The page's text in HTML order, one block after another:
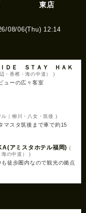
東店
08/06(Thu) 12:14
ＤＥ ＳＴＡＹ ＨＡＫ
・香椎・海の中道） )
ューの広々客室
ル｜柳川・八女・筑後 )
マスタ筑後まで車で約15
アミスタホテル福岡) (
海の中道） )
徒歩圏内なので観光の拠点